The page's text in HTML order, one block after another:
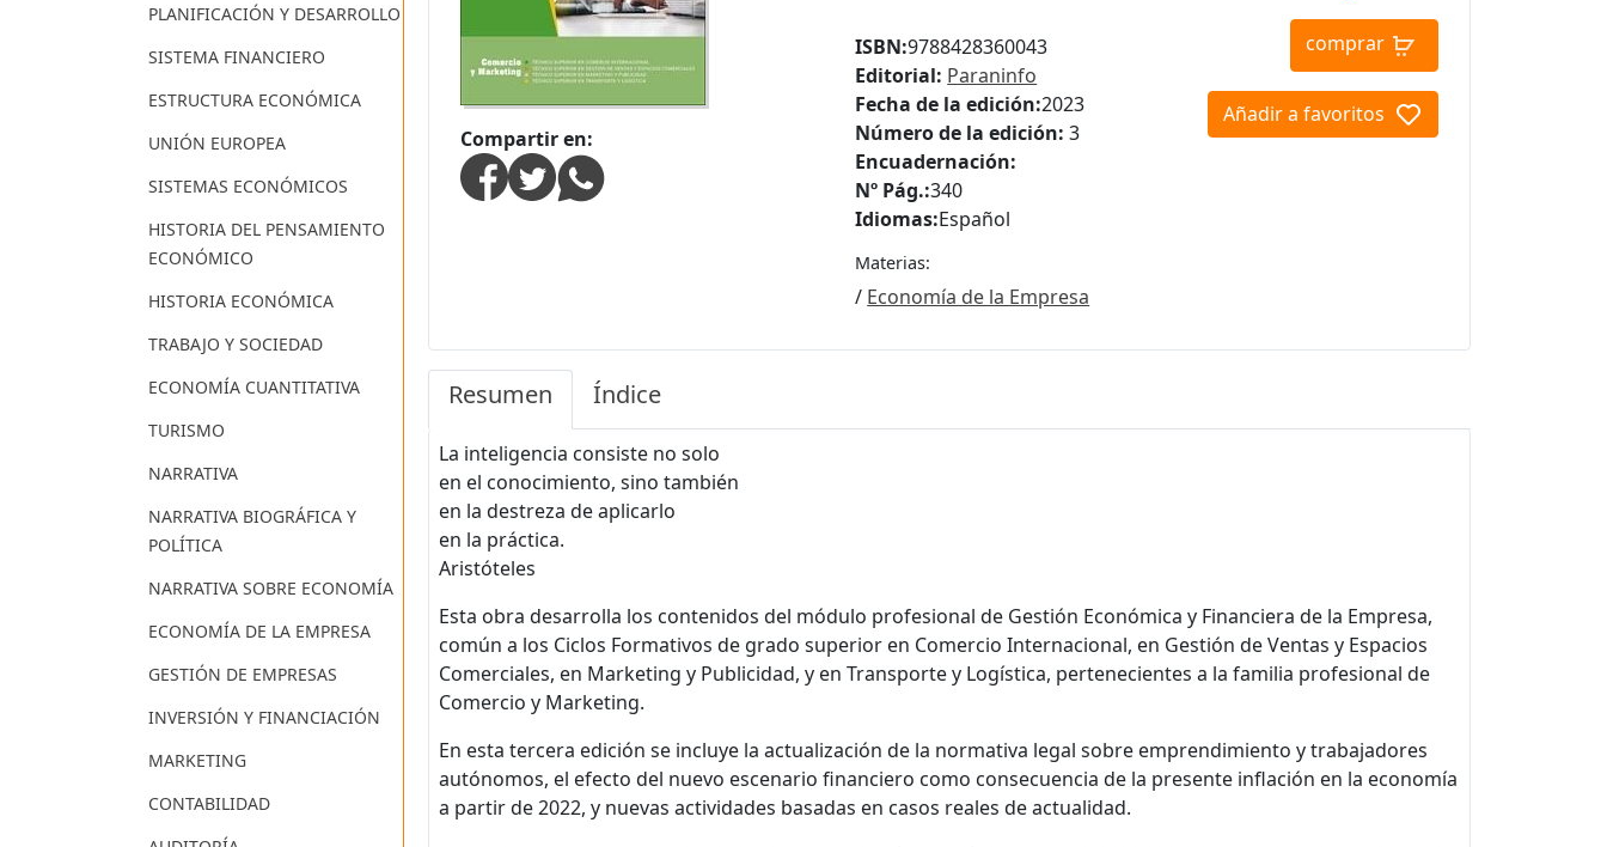
PLANIFICACIÓN Y DESARROLLO
SISTEMA FINANCIERO
ESTRUCTURA ECONÓMICA
UNIÓN EUROPEA
SISTEMAS ECONÓMICOS
HISTORIA DEL PENSAMIENTO
ECONÓMICO
HISTORIA ECONÓMICA
TRABAJO Y SOCIEDAD
ECONOMÍA CUANTITATIVA
TURISMO
NARRATIVA
NARRATIVA BIOGRÁFICA Y
POLÍTICA
NARRATIVA SOBRE ECONOMÍA
ECONOMÍA DE LA EMPRESA
GESTIÓN DE EMPRESAS
INVERSIÓN Y FINANCIACIÓN
MARKETING
CONTABILIDAD
Compartir en:
comprar
Añadir a favoritos
ISBN:9788428360043
Editorial: Paraninfo
Fecha de la edición:2023
Número de la edición: 3
Encuadernación:
Nº Pág.:340
Idiomas:Español
Materias:
/ Economía de la Empresa
Resumen Índice
La inteligencia consiste no solo
en el conocimiento, sino también
en la destreza de aplicarlo
en la práctica.
Aristóteles
Esta obra desarrolla los contenidos del módulo profesional de Gestión Económica y Financiera de la Empresa,
común a los Ciclos Formativos de grado superior en Comercio Internacional, en Gestión de Ventas y Espacios
Comerciales, en Marketing y Publicidad, y en Transporte y Logística, pertenecientes a la familia profesional de
Comercio y Marketing.
En esta tercera edición se incluye la actualización de la normativa legal sobre emprendimiento y trabajadores
autónomos, el efecto del nuevo escenario financiero como consecuencia de la presente inflación en la economía
a partir de 2022, y nuevas actividades basadas en casos reales de actualidad.